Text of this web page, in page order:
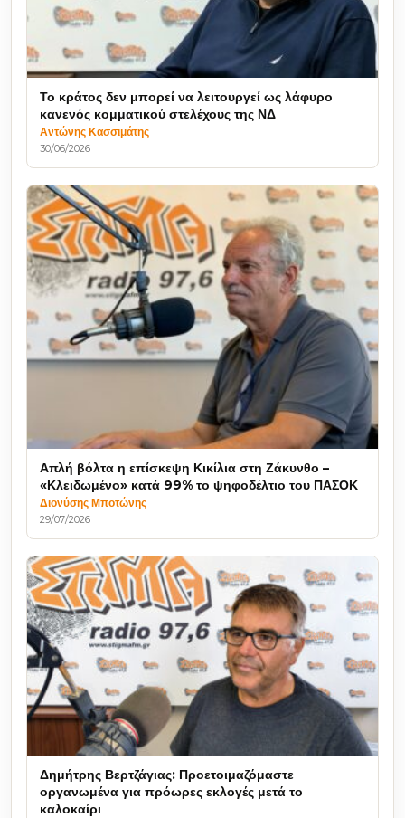
Το κράτος δεν μπορεί να λειτουργεί ως λάφυρο
κανενός κομματικού στελέχους της ΝΔ
Αντώνης Κασσιμάτης
30/06/2026
Απλή βόλτα η επίσκεψη Κικίλια στη Ζάκυνθο –
«Κλειδωμένο» κατά 99% το ψηφοδέλτιο του ΠΑΣΟΚ
Διονύσης Μποτώνης
29/07/2026
Δημήτρης Βερτζάγιας: Προετοιμαζόμαστε
οργανωμένα για πρόωρες εκλογές μετά το
καλοκαίρι